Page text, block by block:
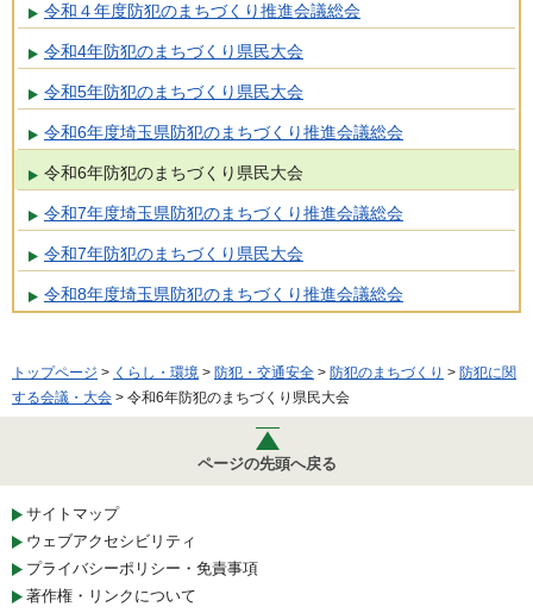
令和４年度防犯のまちづくり推進会議総会
令和4年防犯のまちづくり県民大会
令和5年防犯のまちづくり県民大会
令和6年度埼玉県防犯のまちづくり推進会議総会
令和6年防犯のまちづくり県民大会
令和7年度埼玉県防犯のまちづくり推進会議総会
令和7年防犯のまちづくり県民大会
令和8年度埼玉県防犯のまちづくり推進会議総会
トップページ > くらし・環境 > 防犯・交通安全 > 防犯のまちづくり > 防犯に関
する会議・大会 > 令和6年防犯のまちづくり県民大会
ページの先頭へ戻る
サイトマップ
ウェブアクセシビリティ
プライバシーポリシー・免責事項
著作権・リンクについて